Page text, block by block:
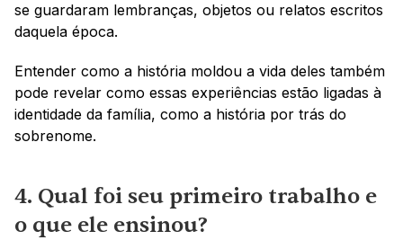
se guardaram lembranças, objetos ou relatos escritos
daquela época.
Entender como a história moldou a vida deles também
pode revelar como essas experiências estão ligadas à
identidade da família, como a história por trás do
sobrenome.
4. Qual foi seu primeiro trabalho e
o que ele ensinou?